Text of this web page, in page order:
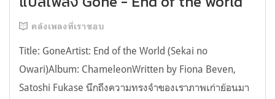
คลังเพลงที่เราชอบ
Title: GoneArtist: End of the World (Sekai no
Owari)Album: ChameleonWritten by Fiona Beven,
Satoshi Fukase นึกถึงความทรงจำของเราภาพเก่าย้อนมา